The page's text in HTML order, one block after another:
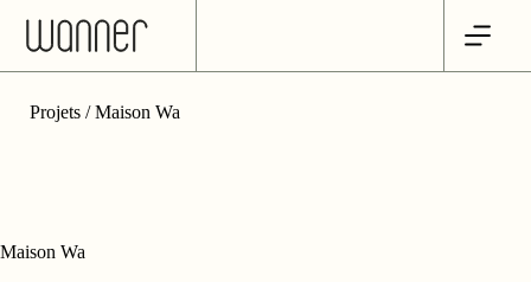
contenu
Projets / Maison Wa
Maison Wa